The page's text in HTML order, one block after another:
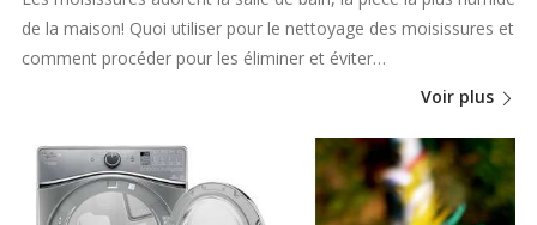
de la maison! Quoi utiliser pour le nettoyage des moisissures et
comment procéder pour les éliminer et éviter…
Voir plus